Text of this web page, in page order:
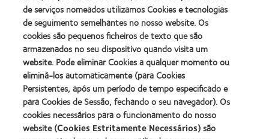
com
MyDay™
(2013)
(2013)
2012
&
2010
Melhores
Empresas
para
Líderes
(2012)
2011
Best
Factory
Awards
(2011)
Learn
more
about
ODMA
2011
(2011)
Learn
more
about
2012
Manufacturing
Leadership
100
(ML
Learn
more
about
2012
Learn
more
about
de serviços nomeados utilizamos Cookies e tecnologias
de seguimento semelhantes no nosso website. Os
cookies são pequenos ficheiros de texto que são
armazenados no seu dispositivo quando visita um
website. Pode eliminar Cookies a qualquer momento ou
eliminá-los automaticamente (para Cookies
Persistentes, após um período de tempo especificado e
para Cookies de Sessão, fechando o seu navegador). Os
cookies necessários para o funcionamento do nosso
website (Cookies Estritamente Necessários) são